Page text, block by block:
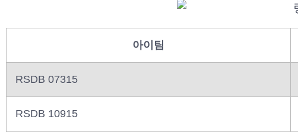
아이팀
RSDB 07315
RSDB 10915